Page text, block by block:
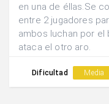
en una de éllas.Se
entre 2 jugadores
ambos luchan por el
ataca el otro aro.
Dificultad Media